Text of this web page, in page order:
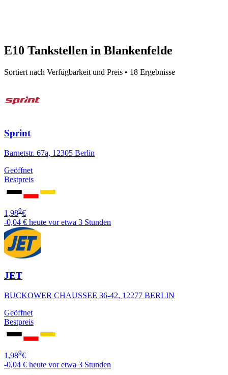
E10 Tankstellen in Blankenfelde
Sortiert nach Verfügbarkeit und Preis • 18 Ergebnisse
Sprint
Barnetstr. 67a, 12305 Berlin
Geöffnet
Bestpreis
1,989€
-0,04 € heute vor etwa 3 Stunden
JET
BUCKOWER CHAUSSEE 36-42, 12277 BERLIN
Geöffnet
Bestpreis
1,989€
-0,04 € heute vor etwa 3 Stunden